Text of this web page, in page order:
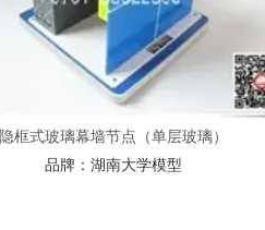
隐框式玻璃幕墙节点（单层玻璃）
品牌： 湖南大学模型